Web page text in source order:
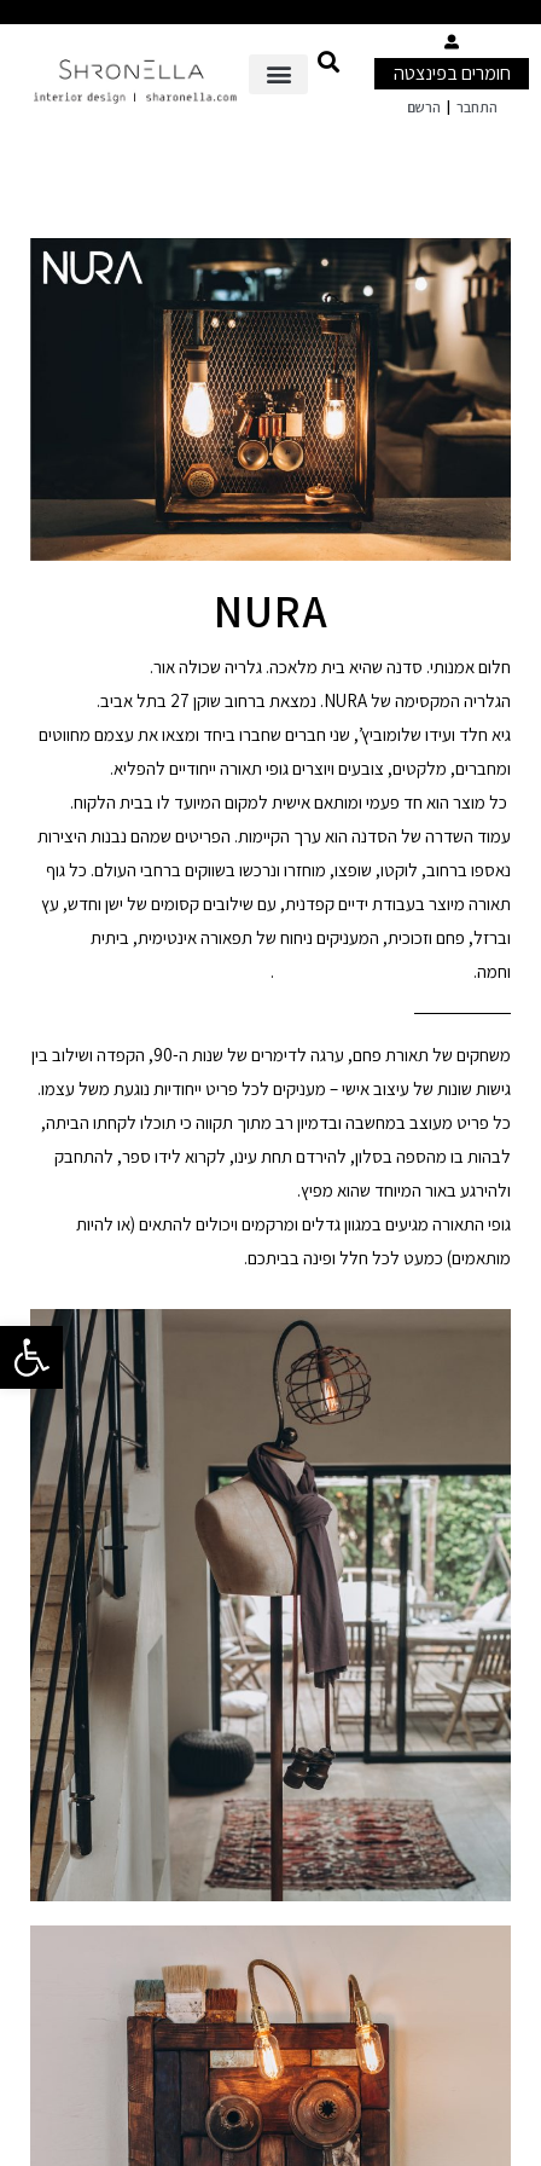
פתח
חומרים בפינצטה
התחבר | הרשם
NURA
חלום אמנותי. סדנה שהיא בית מלאכה. גלריה שכולה אור.
הגלריה המקסימה של NURA. נמצאת ברחוב שוקן 27 בתל אביב.
גיא חלד ועידו שלומוביץ’, שני חברים שחברו ביחד ומצאו את עצמם מחווטים
ומחברים, מלקטים, צובעים ויוצרים גופי תאורה ייחודיים להפליא.
כל מוצר הוא חד פעמי ומותאם אישית למקום המיועד לו בבית הלקוח.
עמוד השדרה של הסדנה הוא ערך הקיימות. הפריטים שמהם נבנות היצירות
נאספו ברחוב, לוקטו, שופצו, מוחזרו ונרכשו בשווקים ברחבי העולם. כל גוף
תאורה מיוצר בעבודת ידיים קפדנית, עם שילובים קסומים של ישן וחדש, עץ
וברזל, פחם וזכוכית, המעניקים ניחוח של תפאורה אינטימית, ביתית
וחמה. .
משחקים של תאורת פחם, ערגה לדימרים של שנות ה-90, הקפדה ושילוב בין
גישות שונות של עיצוב אישי – מעניקים לכל פריט ייחודיות נוגעת משל עצמו.
כל פריט מעוצב במחשבה ובדמיון רב מתוך תקווה כי תוכלו לקחתו הביתה,
לבהות בו מהספה בסלון, להירדם תחת עינו, לקרוא לידו ספר, להתחבק
ולהירגע באור המיוחד שהוא מפיץ.
גופי התאורה מגיעים במגוון גדלים ומרקמים ויכולים להתאים (או להיות
מותאמים) כמעט לכל חלל ופינה בביתכם.